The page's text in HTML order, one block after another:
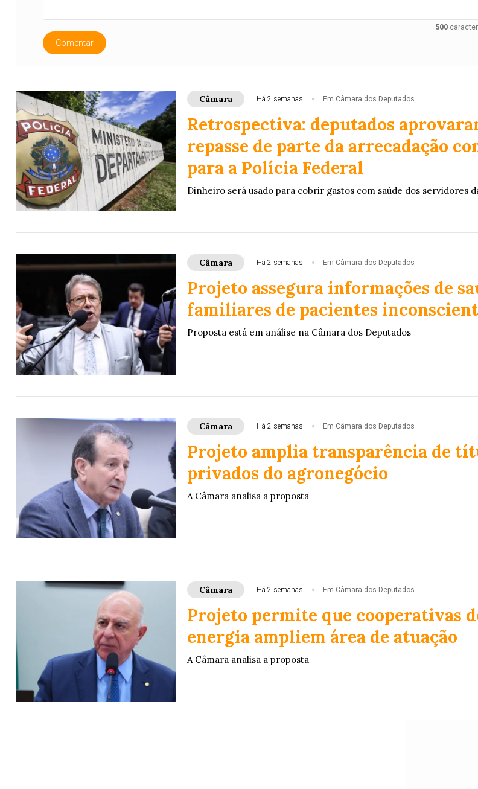
500
Comentar
Câmara Há 2 semanas Em Câmara dos Deputados
Retrospectiva: deputados
repasse de parte da arrecadação
para a Polícia Federal
Dinheiro será usado para cobrir gastos com saúde dos servidores
Câmara Há 2 semanas Em Câmara dos Deputados
Projeto assegura informações de
familiares de pacientes
Proposta está em análise na Câmara dos Deputados
Câmara Há 2 semanas Em Câmara dos Deputados
Projeto amplia transparência de
privados do agronegócio
A Câmara analisa a proposta
Câmara Há 2 semanas Em Câmara dos Deputados
Projeto permite que cooperativas
energia ampliem área de atuação
A Câmara analisa a proposta